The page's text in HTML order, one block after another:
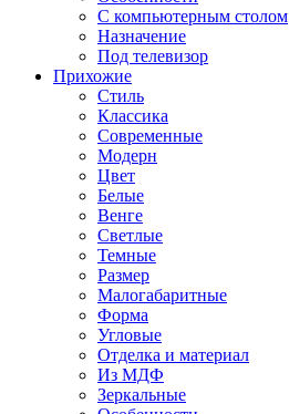
С компьютерным столом
Назначение
Под телевизор
Прихожие
Стиль
Классика
Современные
Модерн
Цвет
Белые
Венге
Светлые
Темные
Размер
Малогабаритные
Форма
Угловые
Отделка и материал
Из МДФ
Зеркальные